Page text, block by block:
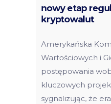
nowy etap
kryptowalut
Amerykańska
Wartościowych i
postępowania
kluczowych
sygnalizując, że